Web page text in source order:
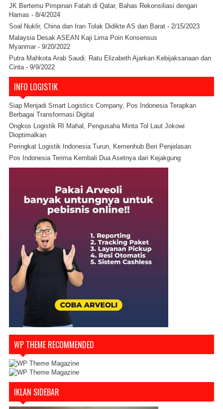
JK Bertemu Pimpinan Fatah di Qatar, Bahas Rekonsiliasi dengan
Hamas - 8/4/2024
Soal Nuklir, China dan Iran Tolak Didikte AS dan Barat - 2/15/2023
Malaysia Desak ASEAN Kaji Lima Poin Konsensus
Myanmar - 9/20/2022
Putra Mahkota Arab Saudi: Ratu Elizabeth Ajarkan Kebijaksanaan dan
Cinta- 9/9/2022
INFO LOGISTIK
Siap Menjadi Smart Logistics Company, Pos Indonesia Terapkan
Berbagai Transformasi Digital
Ongkos Logistik RI Mahal, Pengusaha Minta Tol Laut Jokowi
Dioptimalkan
Peringkat Logistik Indonesia Turun, Kemenhub Beri Penjelasan
Pos Indonesia Terima Kembali Dua Asetnya dari Kejakgung
WP THEME RECOMMENDED
IKLAN SIDEBAR